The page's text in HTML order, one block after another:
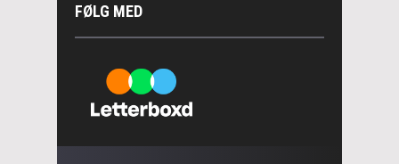
FØLG MED